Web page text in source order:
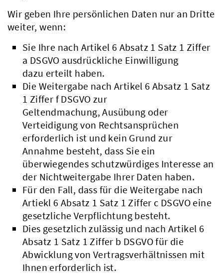
Beteiligungsbericht
Pflichtumtausch
Wir geben Ihre persönlichen Daten nur an Dritte
weiter, wenn:
Sie Ihre nach Artikel 6 Absatz 1 Satz 1 Ziffer
a DSGVO ausdrückliche Einwilligung
dazu erteilt haben.
Die Weitergabe nach Artikel 6 Absatz 1 Satz
1 Ziffer f DSGVO zur
Geltendmachung, Ausübung oder
Verteidigung von Rechtsansprüchen
erforderlich ist und kein Grund zur
Annahme besteht, dass Sie ein
überwiegendes schutzwürdiges Interesse an
der Nichtweitergabe Ihrer Daten haben.
Für den Fall, dass für die Weitergabe nach
Artiekl 6 Absatz 1 Satz 1 Ziffer c DSGVO eine
gesetzliche Verpflichtung besteht.
Dies gesetzlich zulässig und nach Artikel 6
Absatz 1 Satz 1 Ziffer b DSGVO für die
Abwicklung von Vertragsverhältnissen mit
Ihnen erforderlich ist.